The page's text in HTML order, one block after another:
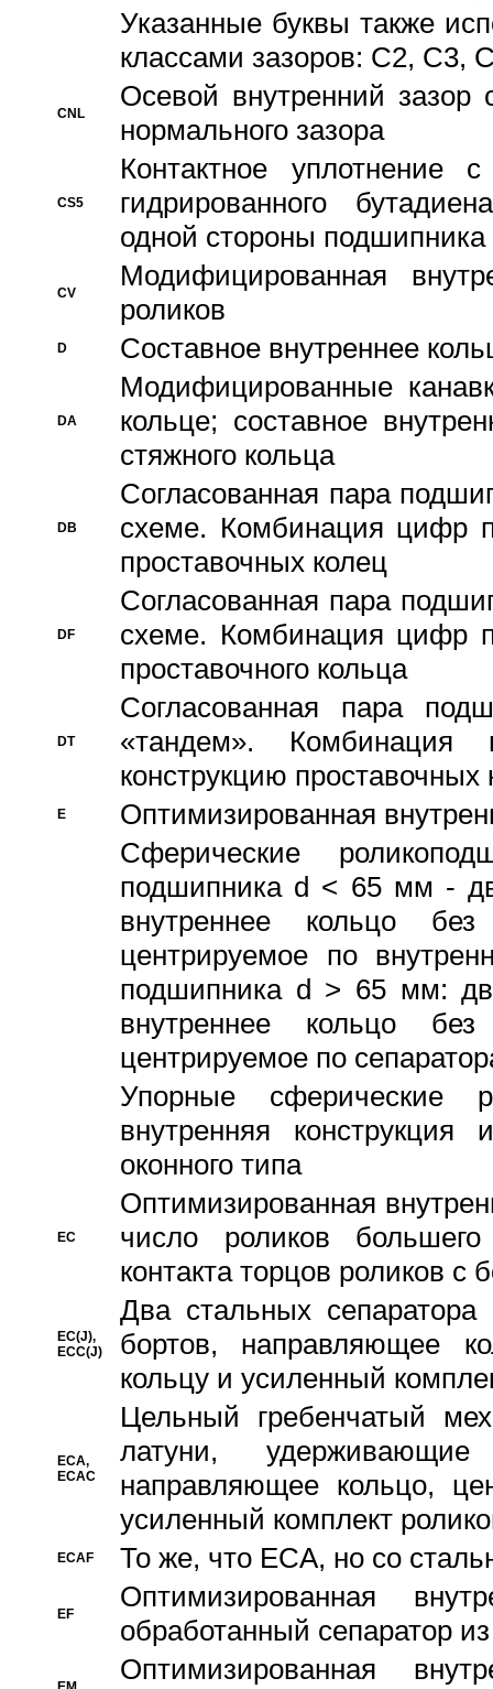
Указанные буквы также
классами зазоров: С2,
CNL
Осевой внутренний зазор
нормального зазора
CS5
Контактное уплотнение
гидрированного
одной стороны подшипника
CV
Модифицированная
роликов
D Составное внутреннее
DA
Модифицированные
кольце; составное
стяжного кольца
DB
Согласованная пара
схеме. Комбинация цифр
проставочных колец
DF
Согласованная пара
схеме. Комбинация цифр
проставочного кольца
DT
Согласованная пара
«тандем».
конструкцию проставочных
E
Оптимизированная
Сферические
подшипника d < 65 мм -
внутреннее кольцо
центрируемое по
подшипника d > 65 мм:
внутреннее кольцо
центрируемое по
Упорные сферические
внутренняя
оконного типа
EC
Oптимизированная
число роликов
контакта торцов роликов с
EC(J),
ECC(J)
Два стальных сепаратора
бортов, направляющее
кольцу и усиленный
ECA,
ECAC
Цельный гребенчатый
латуни,
направляющее кольцо,
усиленный комплект
ECAF То же, что ECA, но со
EF
Оптимизированная
обработанный сепаратор
Оптимизированная